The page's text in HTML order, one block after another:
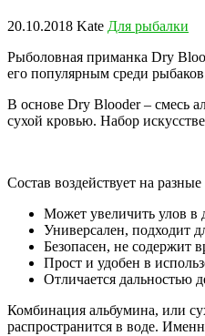
20.10.2018 Kate Для рыбалки
Рыболовная приманка Dry
его популярным среди
В основе Dry Blooder – смесь
сухой кровью. Набор
Состав воздействует на
Может увеличить улов в
Универсален, подходит
Безопасен, не содержит
Прост и удобен в
Отличается дальностью
Комбинация альбумина, или
распространится в воде.